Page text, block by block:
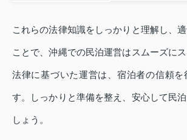
これらの法律知識をしっかりと理解し、
ことで、沖縄での民泊運営はスムーズにス
法律に基づいた運営は、宿泊者の信頼を
す。しっかりと準備を整え、安心して民
しょう。